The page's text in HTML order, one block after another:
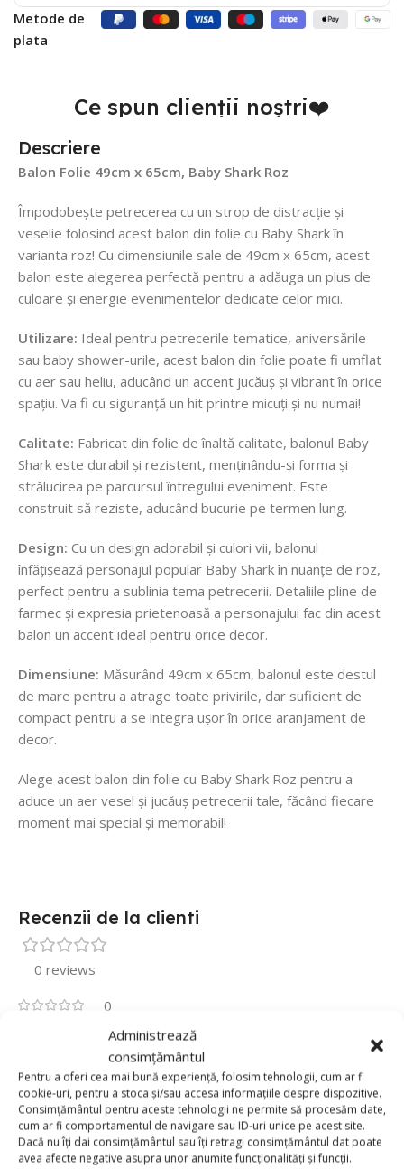
Administrează
consimțământul
Pentru a oferi cea mai bună experiență, folosim tehnologii, cum ar fi
cookie-uri, pentru a stoca și/sau accesa informațiile despre dispozitive.
Consimțământul pentru aceste tehnologii ne permite să procesăm date,
cum ar fi comportamentul de navigare sau ID-uri unice pe acest site.
Dacă nu îți dai consimțământul sau îți retragi consimțământul dat poate
avea afecte negative asupra unor anumite funcționalități și funcții.
Metode de
plata
Ce spun clienții noștri❤️
Descriere
Balon Folie 49cm x 65cm, Baby Shark Roz
Împodobește petrecerea cu un strop de distracție și
veselie folosind acest balon din folie cu Baby Shark în
varianta roz! Cu dimensiunile sale de 49cm x 65cm, acest
balon este alegerea perfectă pentru a adăuga un plus de
culoare și energie evenimentelor dedicate celor mici.
Utilizare: Ideal pentru petrecerile tematice, aniversările
sau baby shower-urile, acest balon din folie poate fi umflat
cu aer sau heliu, aducând un accent jucăuș și vibrant în orice
spațiu. Va fi cu siguranță un hit printre micuți și nu numai!
Calitate: Fabricat din folie de înaltă calitate, balonul Baby
Shark este durabil și rezistent, menținându-și forma și
strălucirea pe parcursul întregului eveniment. Este
construit să reziste, aducând bucurie pe termen lung.
Design: Cu un design adorabil și culori vii, balonul
înfățișează personajul popular Baby Shark în nuanțe de roz,
perfect pentru a sublinia tema petrecerii. Detaliile pline de
farmec și expresia prietenoasă a personajului fac din acest
balon un accent ideal pentru orice decor.
Dimensiune: Măsurând 49cm x 65cm, balonul este destul
de mare pentru a atrage toate privirile, dar suficient de
compact pentru a se integra ușor în orice aranjament de
decor.
Alege acest balon din folie cu Baby Shark Roz pentru a
aduce un aer vesel și jucăuș petrecerii tale, făcând fiecare
moment mai special și memorabil!
Recenzii de la clienti
0 reviews
0
0
0
0
0
Fii primul care scrii o recenzie pentru „Balon Folie
49cm x 65cm, Baby Shark Roz”